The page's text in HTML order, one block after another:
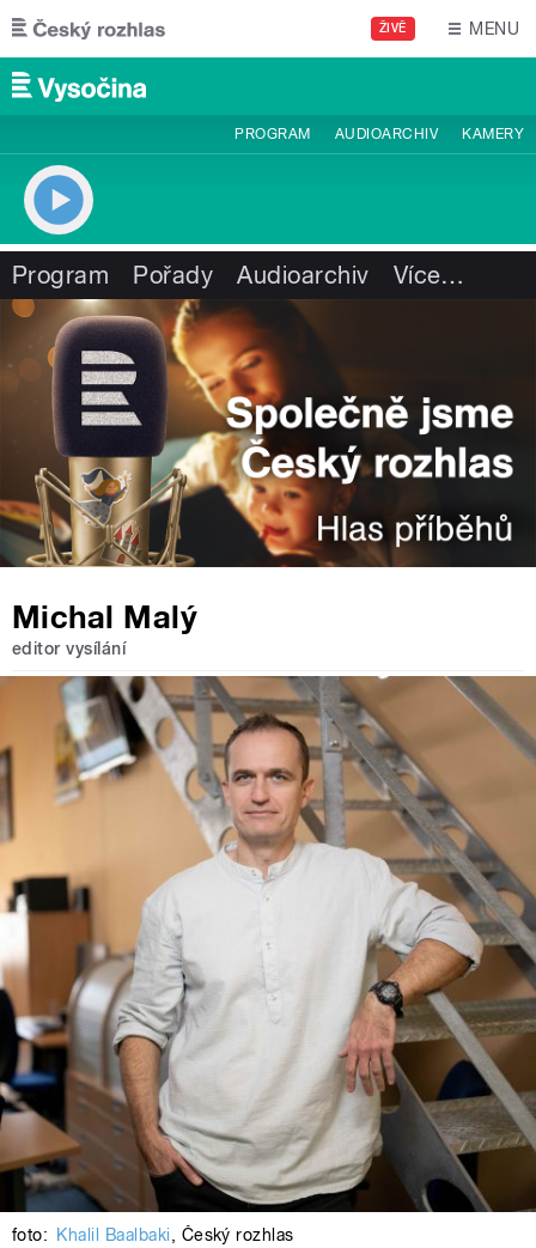
Přejít k hlavnímu obsahu
ŽIVĚ MENU
PROGRAM AUDIOARCHIV KAMERY
Program Pořady Audioarchiv Více…
Michal Malý
editor vysílání
foto: Khalil Baalbaki, Český rozhlas